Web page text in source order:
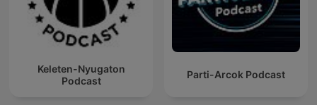
Keleten-Nyugaton
Podcast
Parti-Arcok Podcast